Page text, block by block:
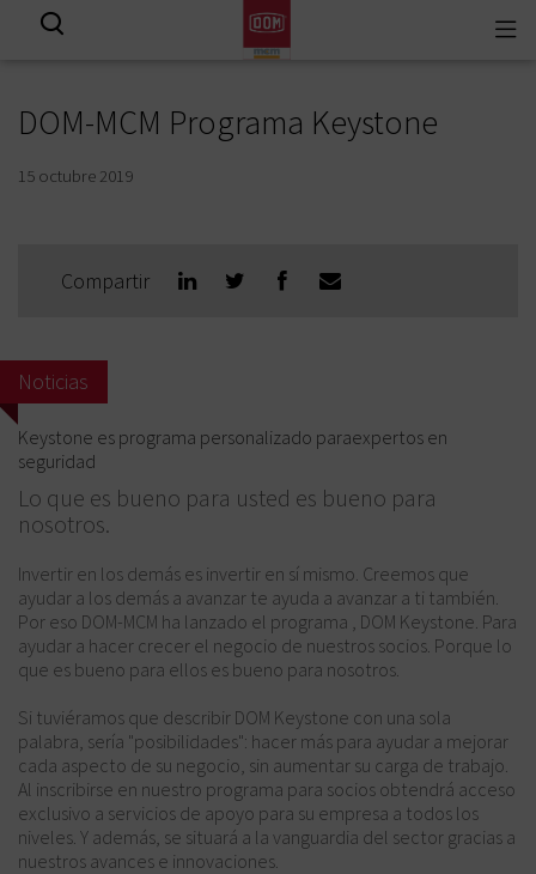
DOM-MCM Programa Keystone
15 octubre 2019
Compartir
Noticias
Keystone es programa personalizado paraexpertos en
seguridad
Lo que es bueno para usted es bueno para
nosotros.
Invertir en los demás es invertir en sí mismo. Creemos que
ayudar a los demás a avanzar te ayuda a avanzar a ti también.
Por eso DOM-MCM ha lanzado el programa , DOM Keystone. Para
ayudar a hacer crecer el negocio de nuestros socios. Porque lo
que es bueno para ellos es bueno para nosotros.
Si tuviéramos que describir DOM Keystone con una sola
palabra, sería "posibilidades": hacer más para ayudar a mejorar
cada aspecto de su negocio, sin aumentar su carga de trabajo.
Al inscribirse en nuestro programa para socios obtendrá acceso
exclusivo a servicios de apoyo para su empresa a todos los
niveles. Y además, se situará a la vanguardia del sector gracias a
nuestros avances e innovaciones.